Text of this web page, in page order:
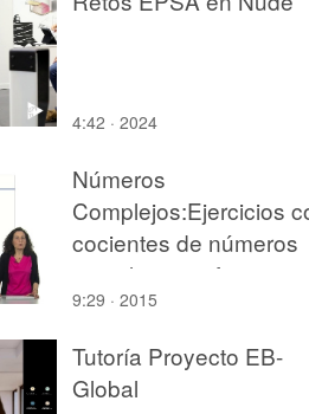
4:42 · 2024
Números
Complejos:Ejercicios
cocientes de números
complejos en forma
binómica
9:29 · 2015
Tutoría Proyecto EB-
Global